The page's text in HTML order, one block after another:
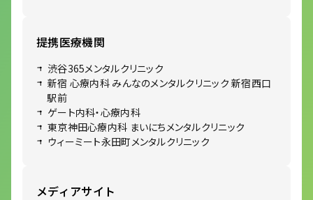
提携医療機関
渋谷365メンタルクリニック
新宿 心療内科 みんなのメンタルクリニック 新宿西口
駅前
ゲート内科・心療内科
東京神田心療内科 まいにちメンタルクリニック
ウィーミート永田町メンタルクリニック
メディアサイト